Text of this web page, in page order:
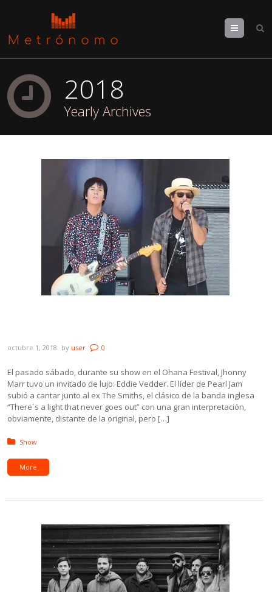
Menu
2018
Yearly Archives
octubre 1, 2018 by user 0
El pasado sábado, durante su show en el Ohana Festival, Jhonny
Marr tuvo un invitado de lujo: Eddie Vedder. El líder de Pearl Jam
subió a cantar junto al ex The Smiths, el clásico de la banda inglesa
“There´s a light that never goes out” con una gran interpretación,
obviamente, distante de la original, pero […]
Posted in:
Show
More